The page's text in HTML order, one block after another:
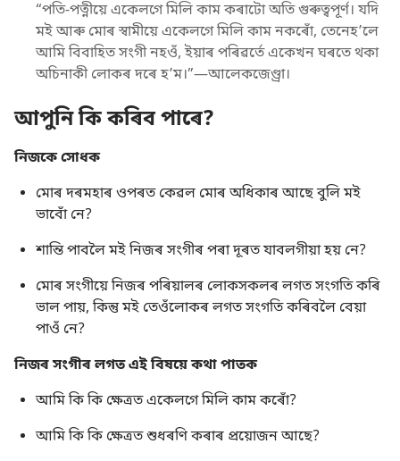
“পতি-পত্নীয়ে একেলগে মিলি কাম কৰাটো অতি গুৰুত্বপূৰ্ণ। যদি
মই আৰু মোৰ স্বামীয়ে একেলগে মিলি কাম নকৰোঁ, তেনেহʼলে
আমি বিবাহিত সংগী নহওঁ, ইয়াৰ পৰিৱৰ্তে একেখন ঘৰতে থকা
অচিনাকী লোকৰ দৰে হʼম।”—আলেকজেণ্ড্ৰা।
আপুনি কি কৰিব পাৰে?
নিজকে সোধক
মোৰ দৰমহাৰ ওপৰত কেৱল মোৰ অধিকাৰ আছে বুলি মই
ভাবোঁ নে?
শান্তি পাবলৈ মই নিজৰ সংগীৰ পৰা দূৰত যাবলগীয়া হয় নে?
মোৰ সংগীয়ে নিজৰ পৰিয়ালৰ লোকসকলৰ লগত সংগতি কৰি
ভাল পায়, কিন্তু মই তেওঁলোকৰ লগত সংগতি কৰিবলৈ বেয়া
পাওঁ নে?
নিজৰ সংগীৰ লগত এই বিষয়ে কথা পাতক
আমি কি কি ক্ষেত্ৰত একেলগে মিলি কাম কৰোঁ?
আমি কি কি ক্ষেত্ৰত শুধৰণি কৰাৰ প্ৰয়োজন আছে?